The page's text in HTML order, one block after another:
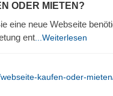
ODER MIETEN?
eine neue Webseite
ent ...Weiterlesen
kaufen-oder-